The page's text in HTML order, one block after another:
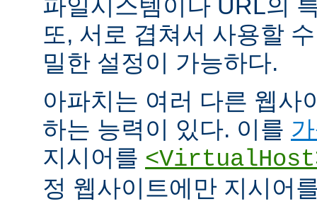
파일시스템이나 URL의
또, 서로 겹쳐서 사용할
밀한 설정이 가능하다.
아파치는 여러 다른 웹사
하는 능력이 있다. 이를
지시어를
정 웹사이트에만 지시어